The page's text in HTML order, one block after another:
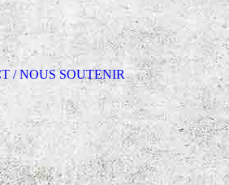
/ NOUS SOUTENIR